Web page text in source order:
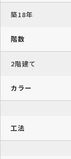
築18年
階数
2階建て
カラー
工法